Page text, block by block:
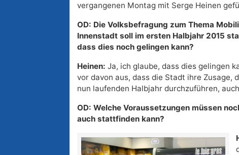
vergangenen Montag mit Serge Heinen
OD: Die Volksbefragung zum Thema
Innenstadt soll im ersten Halbjahr 2015
dass dies noch gelingen kann?
Heinen: Ja, ich glaube, dass dies gelingen
vor davon aus, dass die Stadt ihre Zusage,
nun laufenden Halbjahr durchzuführen,
OD: Welche Voraussetzungen müssen
auch stattfinden kann?